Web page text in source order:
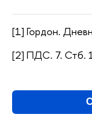
[1] Гордон.
[2] ПДС. 7. Стб.